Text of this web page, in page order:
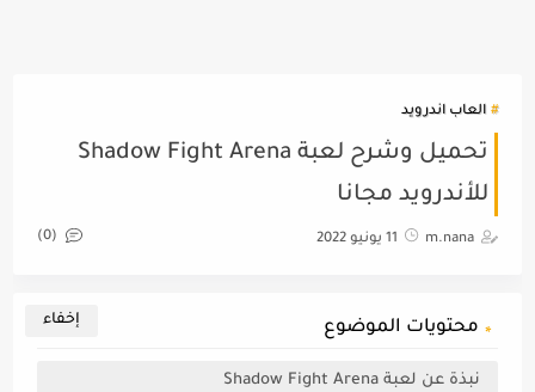
العاب اندرويد
تحميل وشرح لعبة Shadow Fight Arena
للأندرويد مجانا
m.nana 11 يونيو 2022 (0)
محتويات الموضوع
نبذة عن لعبة Shadow Fight Arena